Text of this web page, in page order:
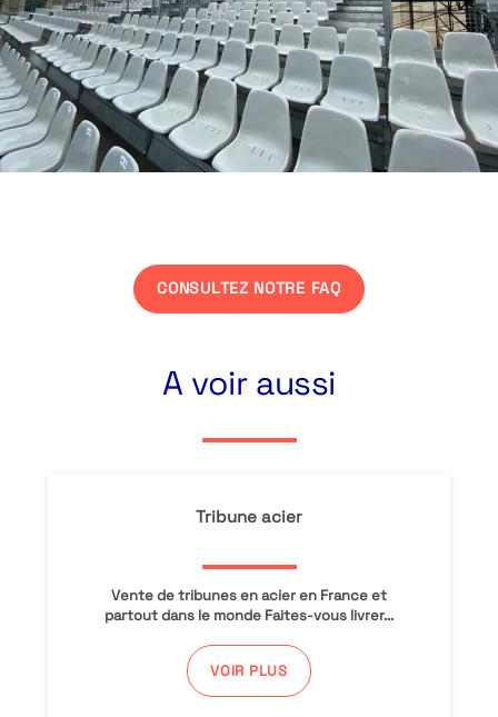
CONSULTEZ NOTRE FAQ
A voir aussi
Tribune acier
Vente de tribunes en acier en France et
partout dans le monde Faites-vous livrer...
VOIR PLUS